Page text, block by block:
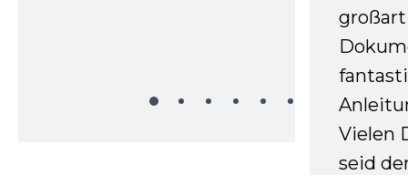
Vielen
seid